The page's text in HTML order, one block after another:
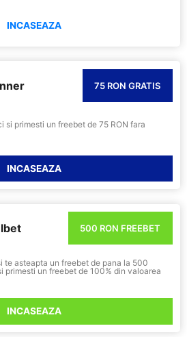
INCASEAZA
75 RON GRATIS
si primesti un freebet de 75 RON fara
INCASEAZA
500 RON FREEBET
te asteapta un freebet de pana la 500
primesti un freebet de 100% din valoarea
INCASEAZA